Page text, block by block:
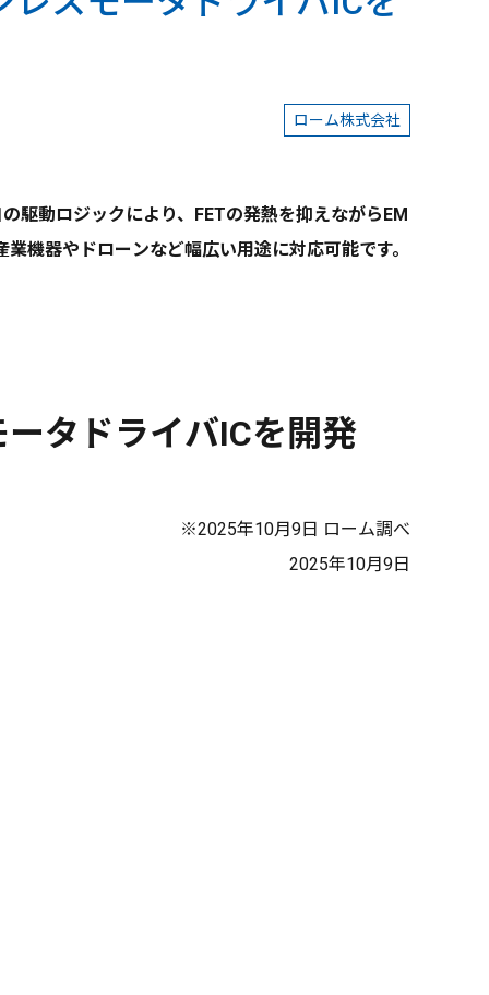
ローム株式会社
駆動ロジックにより、FETの発熱を抑えながらEM
機器やドローンなど幅広い用途に対応可能です。
タドライバICを開発
※2025年10月9日 ローム調べ
2025年10月9日